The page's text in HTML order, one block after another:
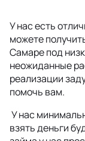
У нас есть
можете
Самаре под
неожиданные
реализации
помочь вам.
У нас
взять деньги